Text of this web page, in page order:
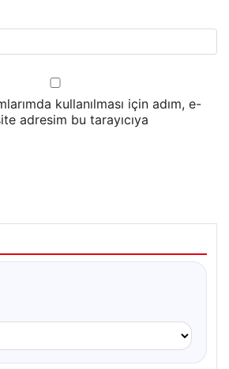
kullanılması için adım, e-
adresim bu tarayıcıya